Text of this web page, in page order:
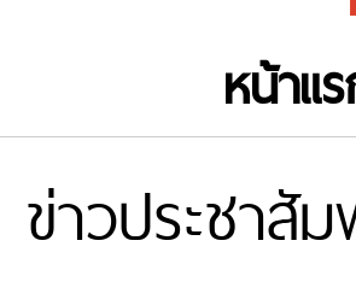
หน้าแ
ข่าวประชาสั